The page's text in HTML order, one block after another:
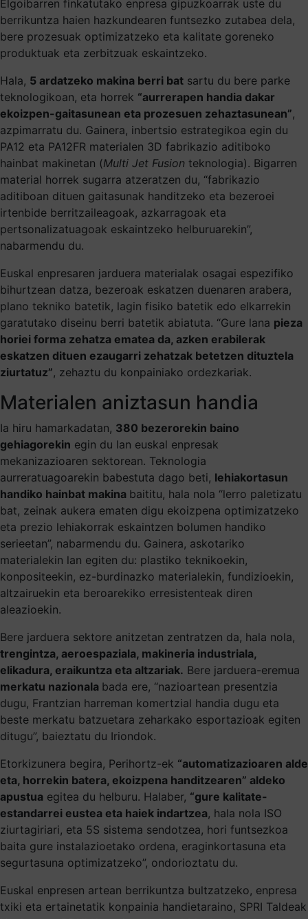
Elgoibarren finkatutako enpresa gipuzkoarrak uste du
berrikuntza haien hazkundearen funtsezko zutabea dela,
bere prozesuak optimizatzeko eta kalitate goreneko
produktuak eta zerbitzuak eskaintzeko.
Hala, 5 ardatzeko makina berri bat sartu du bere parke
teknologikoan, eta horrek “aurrerapen handia dakar
ekoizpen-gaitasunean eta prozesuen zehaztasunean”,
azpimarratu du. Gainera, inbertsio estrategikoa egin du
PA12 eta PA12FR materialen 3D fabrikazio aditiboko
hainbat makinetan (Multi Jet Fusion teknologia). Bigarren
material horrek sugarra atzeratzen du, “fabrikazio
aditiboan dituen gaitasunak handitzeko eta bezeroei
irtenbide berritzaileagoak, azkarragoak eta
pertsonalizatuagoak eskaintzeko helburuarekin”,
nabarmendu du.
Euskal enpresaren jarduera materialak osagai espezifiko
bihurtzean datza, bezeroak eskatzen duenaren arabera,
plano tekniko batetik, lagin fisiko batetik edo elkarrekin
garatutako diseinu berri batetik abiatuta. “Gure lana pieza
horiei forma zehatza ematea da, azken erabilerak
eskatzen dituen ezaugarri zehatzak betetzen dituztela
ziurtatuz”, zehaztu du konpainiako ordezkariak.
Materialen aniztasun handia
Ia hiru hamarkadatan, 380 bezerorekin baino
gehiagorekin egin du lan euskal enpresak
mekanizazioaren sektorean. Teknologia
aurreratuagoarekin babestuta dago beti, lehiakortasun
handiko hainbat makina baititu, hala nola “lerro paletizatu
bat, zeinak aukera ematen digu ekoizpena optimizatzeko
eta prezio lehiakorrak eskaintzen bolumen handiko
serieetan”, nabarmendu du. Gainera, askotariko
materialekin lan egiten du: plastiko teknikoekin,
konpositeekin, ez-burdinazko materialekin, fundizioekin,
altzairuekin eta beroarekiko erresistenteak diren
aleazioekin.
Bere jarduera sektore anitzetan zentratzen da, hala nola,
trengintza, aeroespaziala, makineria industriala,
elikadura, eraikuntza eta altzariak. Bere jarduera-eremua
merkatu nazionala bada ere, “nazioartean presentzia
dugu, Frantzian harreman komertzial handia dugu eta
beste merkatu batzuetara zeharkako esportazioak egiten
ditugu”, baieztatu du Iriondok.
Etorkizunera begira, Perihortz-ek “automatizazioaren alde
eta, horrekin batera, ekoizpena handitzearen” aldeko
apustua egitea du helburu. Halaber, “gure kalitate-
estandarrei eustea eta haiek indartzea, hala nola ISO
ziurtagiriari, eta 5S sistema sendotzea, hori funtsezkoa
baita gure instalazioetako ordena, eraginkortasuna eta
segurtasuna optimizatzeko”, ondorioztatu du.
Euskal enpresen artean berrikuntza bultzatzeko, enpresa
txiki eta ertainetatik konpainia handietaraino, SPRI Taldeak